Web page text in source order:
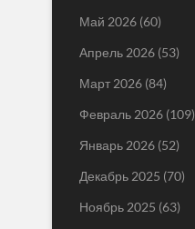
Май 2026 (60)
Апрель 2026 (53)
Март 2026 (84)
Февраль 2026 (109)
Январь 2026 (52)
Декабрь 2025 (70)
Ноябрь 2025 (63)